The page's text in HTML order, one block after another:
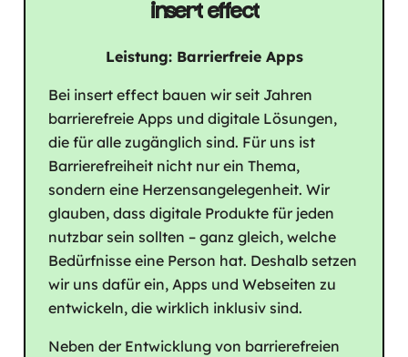
insert effect
Leistung: Barrierfreie Apps
Bei insert effect bauen wir seit Jahren
barrierefreie Apps und digitale Lösungen,
die für alle zugänglich sind. Für uns ist
Barrierefreiheit nicht nur ein Thema,
sondern eine Herzensangelegenheit. Wir
glauben, dass digitale Produkte für jeden
nutzbar sein sollten – ganz gleich, welche
Bedürfnisse eine Person hat. Deshalb setzen
wir uns dafür ein, Apps und Webseiten zu
entwickeln, die wirklich inklusiv sind.
Neben der Entwicklung von barrierefreien